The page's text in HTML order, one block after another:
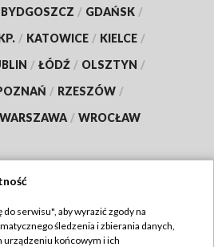
BYDGOSZCZ / GDAŃSK /
/ KATOWICE / KIELCE /
/ ŁÓDŹ / OLSZTYN /
/ RZESZÓW /
WARSZAWA / WROCŁAW
TVP
serwisu", aby wyrazić zgody na
śledzenia i zbierania danych,
urządzeniu końcowym i ich